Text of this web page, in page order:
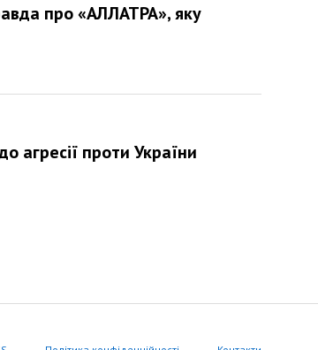
про «АЛЛАТРА», яку
агресії проти України